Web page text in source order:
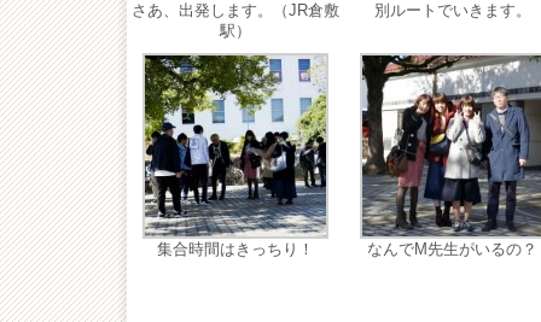
さあ、出発します。（JR倉敷
駅）
別ルートでいきます。
集合時間はきっちり！ なんでM先生がいるの？